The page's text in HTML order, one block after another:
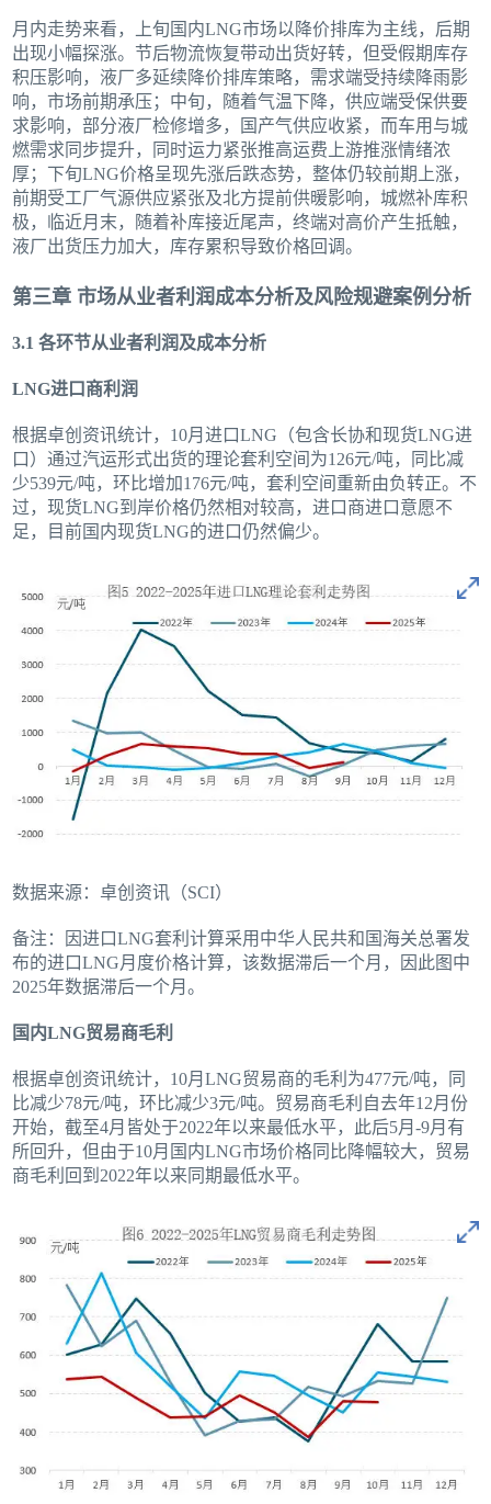
月内走势来看，上旬国内LNG市场以降价排库为主线，后期
出现小幅探涨。节后物流恢复带动出货好转，但受假期库存
积压影响，液厂多延续降价排库策略，需求端受持续降雨影
响，市场前期承压；中旬，随着气温下降，供应端受保供要
求影响，部分液厂检修增多，国产气供应收紧，而车用与城
燃需求同步提升，同时运力紧张推高运费上游推涨情绪浓
厚；下旬LNG价格呈现先涨后跌态势，整体仍较前期上涨，
前期受工厂气源供应紧张及北方提前供暖影响，城燃补库积
极，临近月末，随着补库接近尾声，终端对高价产生抵触，
液厂出货压力加大，库存累积导致价格回调。
第三章 市场从业者利润成本分析及风险规避案例分析
3.1 各环节从业者利润及成本分析
LNG进口商利润
根据卓创资讯统计，10月进口LNG（包含长协和现货LNG进
口）通过汽运形式出货的理论套利空间为126元/吨，同比减
少539元/吨，环比增加176元/吨，套利空间重新由负转正。不
过，现货LNG到岸价格仍然相对较高，进口商进口意愿不
足，目前国内现货LNG的进口仍然偏少。
数据来源：卓创资讯（SCI）
备注：因进口LNG套利计算采用中华人民共和国海关总署发
布的进口LNG月度价格计算，该数据滞后一个月，因此图中
2025年数据滞后一个月。
国内LNG贸易商毛利
根据卓创资讯统计，10月LNG贸易商的毛利为477元/吨，同
比减少78元/吨，环比减少3元/吨。贸易商毛利自去年12月份
开始，截至4月皆处于2022年以来最低水平，此后5月-9月有
所回升，但由于10月国内LNG市场价格同比降幅较大，贸易
商毛利回到2022年以来同期最低水平。